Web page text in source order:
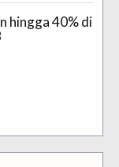
hingga 40% di